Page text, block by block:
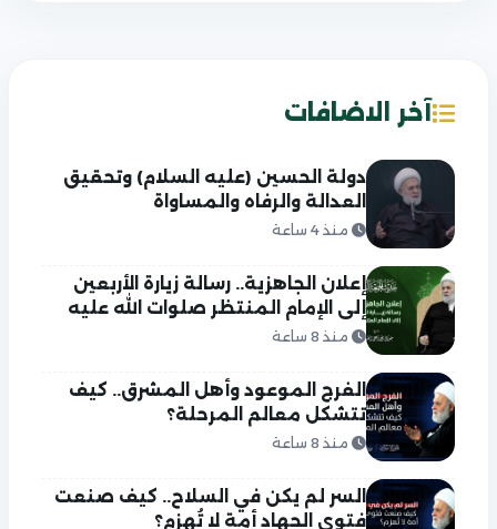
آخر الاضافات
دولة الحسين (عليه السلام) وتحقيق
العدالة والرفاه والمساواة
منذ 4 ساعة
إعلان الجاهزية.. رسالة زيارة الأربعين
إلى الإمام المنتظر صلوات الله عليه
منذ 8 ساعة
الفرج الموعود وأهل المشرق.. كيف
تتشكل معالم المرحلة؟
منذ 8 ساعة
السر لم يكن في السلاح.. كيف صنعت
فتوى الجهاد أمة لا تُهزم؟